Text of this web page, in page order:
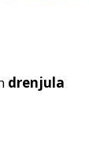
drenjula